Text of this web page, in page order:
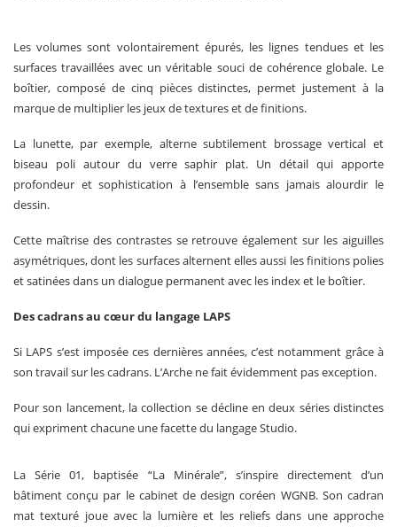
Les volumes sont volontairement épurés, les lignes tendues et les
surfaces travaillées avec un véritable souci de cohérence globale. Le
boîtier, composé de cinq pièces distinctes, permet justement à la
marque de multiplier les jeux de textures et de finitions.
La lunette, par exemple, alterne subtilement brossage vertical et
biseau poli autour du verre saphir plat. Un détail qui apporte
profondeur et sophistication à l’ensemble sans jamais alourdir le
dessin.
Cette maîtrise des contrastes se retrouve également sur les aiguilles
asymétriques, dont les surfaces alternent elles aussi les finitions polies
et satinées dans un dialogue permanent avec les index et le boîtier.
Des cadrans au cœur du langage LAPS
Si LAPS s’est imposée ces dernières années, c’est notamment grâce à
son travail sur les cadrans. L’Arche ne fait évidemment pas exception.
Pour son lancement, la collection se décline en deux séries distinctes
qui expriment chacune une facette du langage Studio.
La Série 01, baptisée “La Minérale”, s’inspire directement d’un
bâtiment conçu par le cabinet de design coréen WGNB. Son cadran
mat texturé joue avec la lumière et les reliefs dans une approche